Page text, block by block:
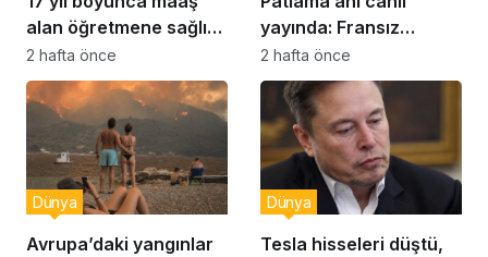
alan öğretmene sağlık
raporu soruşturması
2 hafta önce
yayında: Fransız
muhabir şaşkın
2 hafta önce
Avrupa’daki yangınlar
Dünya
Tesla hisseleri düştü,
Dünya